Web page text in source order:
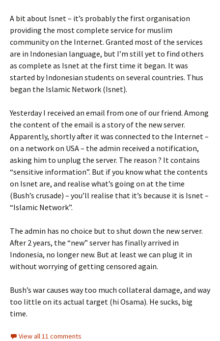
A bit about Isnet – it’s probably the first organisation
providing the most complete service for muslim
community on the Internet. Granted most of the services
are in Indonesian language, but I’m still yet to find others
as complete as Isnet at the first time it began. It was
started by Indonesian students on several countries. Thus
began the Islamic Network (Isnet).
Yesterday I received an email from one of our friend. Among
the content of the email is a story of the new server.
Apparently, shortly after it was connected to the Internet –
on a network on USA – the admin received a notification,
asking him to unplug the server. The reason ? It contains
“sensitive information”. But if you know what the contents
on Isnet are, and realise what’s going on at the time
(Bush’s crusade) – you’ll realise that it’s because it is Isnet –
“Islamic Network”.
The admin has no choice but to shut down the new server.
After 2 years, the “new” server has finally arrived in
Indonesia, no longer new. But at least we can plug it in
without worrying of getting censored again.
Bush’s war causes way too much collateral damage, and way
too little on its actual target (hi Osama). He sucks, big
time.
View all 11 comments